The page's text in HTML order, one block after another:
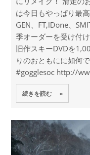
は今日もやっぱり最
GEN、FT,IDone、
季オーダーを受け付
旧作スキーDVDを
りのおともにに如何
#gogglesoc http://
続きを読む »